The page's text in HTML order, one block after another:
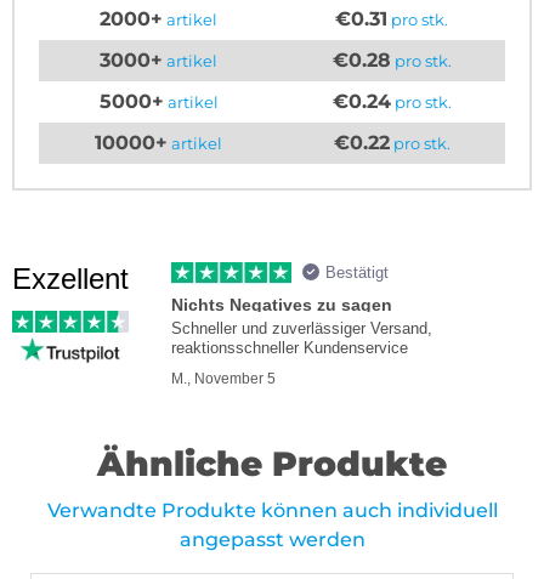
2000+ artikel €0.31 pro stk.
3000+ artikel €0.28 pro stk.
5000+ artikel €0.24pro stk.
10000+ artikel €0.22pro stk.
Exzellent Bestätigt
Nichts Negatives zu sagen
Schneller und zuverlässiger Versand,
reaktionsschneller Kundenservice
M., November 5
Ähnliche Produkte
Verwandte Produkte können auch individuell
angepasst werden